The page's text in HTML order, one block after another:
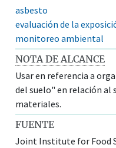
asbesto
evaluación de la
monitoreo ambiental
NOTA DE ALCANCE
Usar en referencia a
del suelo" en relación al
materiales.
FUENTE
Joint Institute for Food